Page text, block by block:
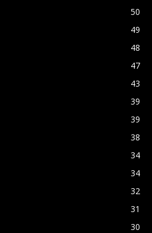
50
49
48
47
43
39
39
38
34
34
32
31
30